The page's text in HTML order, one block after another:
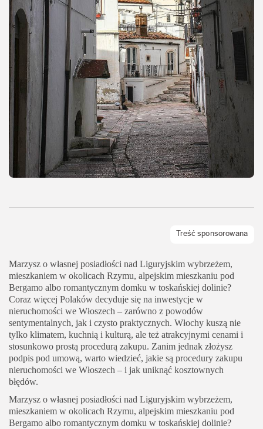
Marzysz o własnej posiadłości nad Liguryjskim wybrzeżem,
mieszkaniem w okolicach Rzymu, alpejskim mieszkaniu pod
Bergamo albo romantycznym domku w toskańskiej dolinie?
Coraz więcej Polaków decyduje się na inwestycje w
nieruchomości we Włoszech – zarówno z powodów
sentymentalnych, jak i czysto praktycznych. Włochy kuszą nie
tylko klimatem, kuchnią i kulturą, ale też atrakcyjnymi cenami i
stosunkowo prostą procedurą zakupu. Zanim jednak złożysz
podpis pod umową, warto wiedzieć, jakie są procedury zakupu
nieruchomości we Włoszech – i jak uniknąć kosztownych
błędów.
Marzysz o własnej posiadłości nad Liguryjskim wybrzeżem,
mieszkaniem w okolicach Rzymu, alpejskim mieszkaniu pod
Bergamo albo romantycznym domku w toskańskiej dolinie?